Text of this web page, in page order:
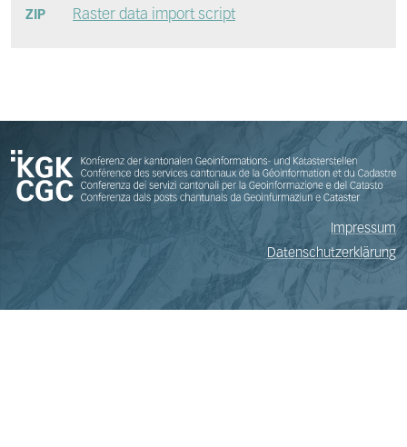
ZIP Raster data import script
Impressum
Datenschutzerklärung